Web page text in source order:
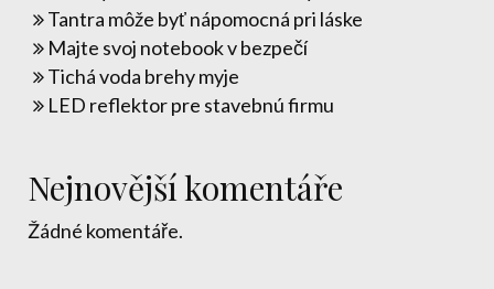
Tantra môže byť nápomocná pri láske
Majte svoj notebook v bezpečí
Tichá voda brehy myje
LED reflektor pre stavebnú firmu
Nejnovější komentáře
Žádné komentáře.